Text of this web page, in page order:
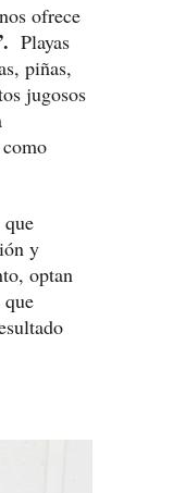
ofrece
Playas
piñas,
jugosos
y
optan